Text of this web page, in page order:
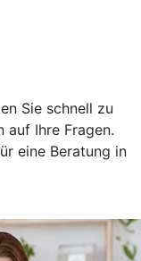
Sie schnell zu
Ihre Fragen.
eine Beratung in